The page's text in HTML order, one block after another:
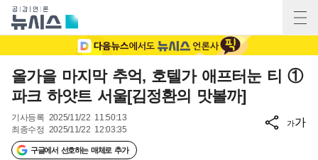
올가을 마지막 추억, 호텔가 애프터눈 티 ①
파크 하얏트 서울[김정환의 맛볼까]
기사등록 2025/11/22 11:50:13
최종수정 2025/11/22 12:03:35
구글에서 선호하는 매체로 추가
가가